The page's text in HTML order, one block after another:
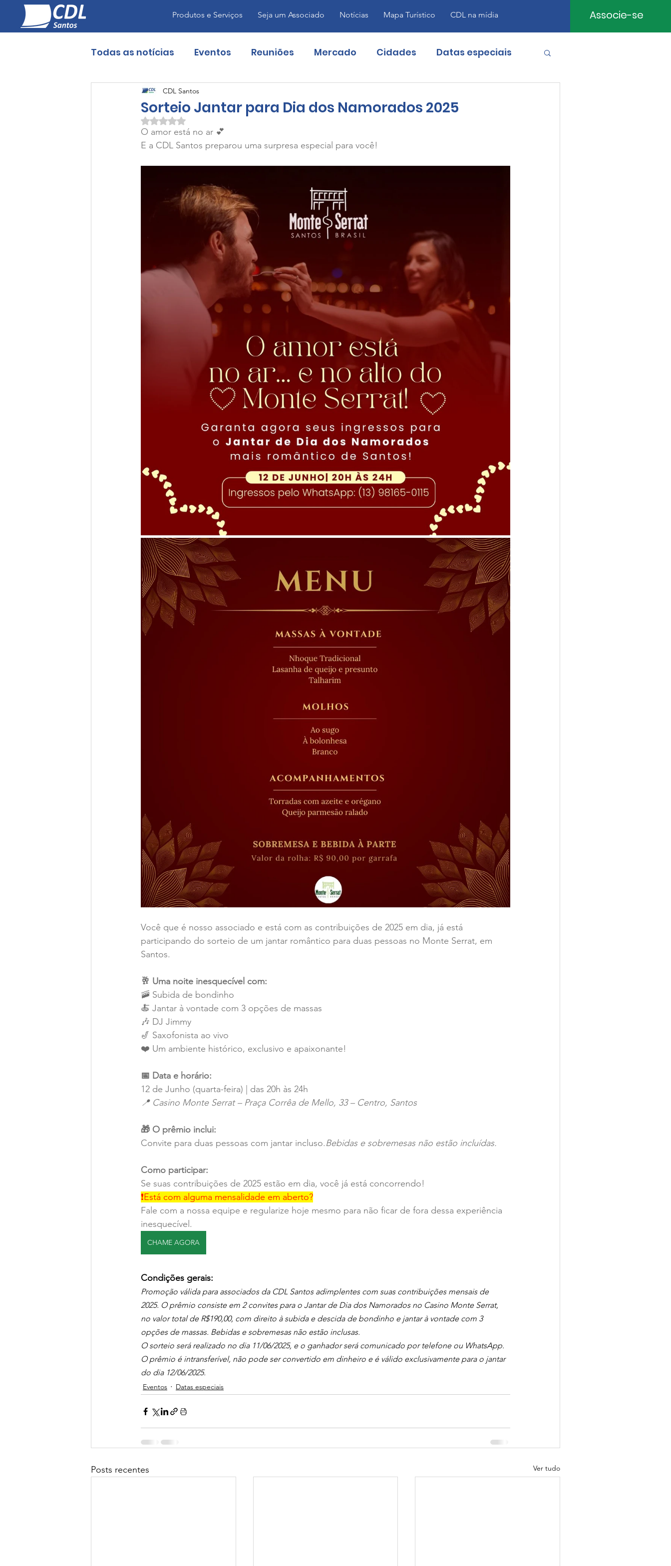
Produtos e Serviços Seja um Associado Notícias Mapa Turístico CDL na mídia Associe-se
Todas as notícias Eventos Reuniões Mercado Cidades Datas especiais
Sorteio Jantar para Dia dos Namorados 2025
CDL Santos
Avaliado com NaN de 5 estrelas.
O amor está no ar 💕
E a CDL Santos preparou uma surpresa especial para você!
Você que é nosso associado e está com as contribuições de 2025 em dia, já está
participando do sorteio de um jantar romântico para duas pessoas no Monte Serrat, em
Santos.
🥂 Uma noite inesquecível com:
🚠 Subida de bondinho
🍝 Jantar à vontade com 3 opções de massas
🎶 DJ Jimmy
🎷 Saxofonista ao vivo
❤️ Um ambiente histórico, exclusivo e apaixonante!
📅 Data e horário:
12 de Junho (quarta-feira) | das 20h às 24h
📍 Casino Monte Serrat – Praça Corrêa de Mello, 33 – Centro, Santos
🎁 O prêmio inclui:
Convite para duas pessoas com jantar incluso.Bebidas e sobremesas não estão incluídas.
Como participar:
Se suas contribuições de 2025 estão em dia, você já está concorrendo!
❗Está com alguma mensalidade em aberto?
Fale com a nossa equipe e regularize hoje mesmo para não ficar de fora dessa experiência
inesquecível.
CHAME AGORA
Condições gerais:
Promoção válida para associados da CDL Santos adimplentes com suas contribuições mensais de
2025. O prêmio consiste em 2 convites para o Jantar de Dia dos Namorados no Casino Monte Serrat,
no valor total de R$190,00, com direito à subida e descida de bondinho e jantar à vontade com 3
opções de massas. Bebidas e sobremesas não estão inclusas.
O sorteio será realizado no dia 11/06/2025, e o ganhador será comunicado por telefone ou WhatsApp.
O prêmio é intransferível, não pode ser convertido em dinheiro e é válido exclusivamente para o jantar
do dia 12/06/2025.
Eventos Datas especiais
Posts recentes Ver tudo